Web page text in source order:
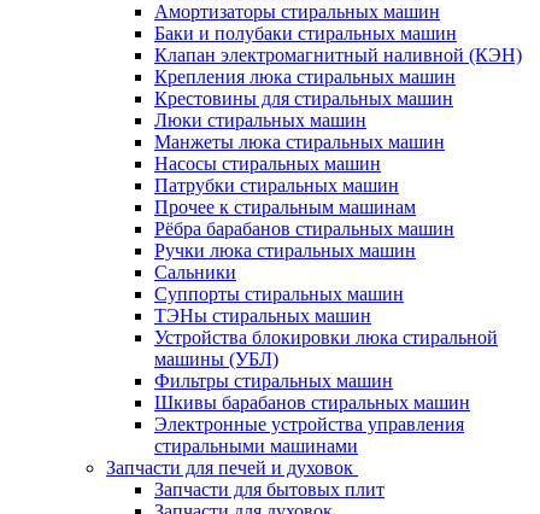
Амортизаторы стиральных машин
Баки и полубаки стиральных машин
Клапан электромагнитный наливной (КЭН)
Крепления люка стиральных машин
Крестовины для стиральных машин
Люки стиральных машин
Манжеты люка стиральных машин
Насосы стиральных машин
Патрубки стиральных машин
Прочее к стиральным машинам
Рёбра барабанов стиральных машин
Ручки люка стиральных машин
Сальники
Суппорты стиральных машин
ТЭНы стиральных машин
Устройства блокировки люка стиральной
машины (УБЛ)
Фильтры стиральных машин
Шкивы барабанов стиральных машин
Электронные устройства управления
стиральными машинами
Запчасти для печей и духовок
Запчасти для бытовых плит